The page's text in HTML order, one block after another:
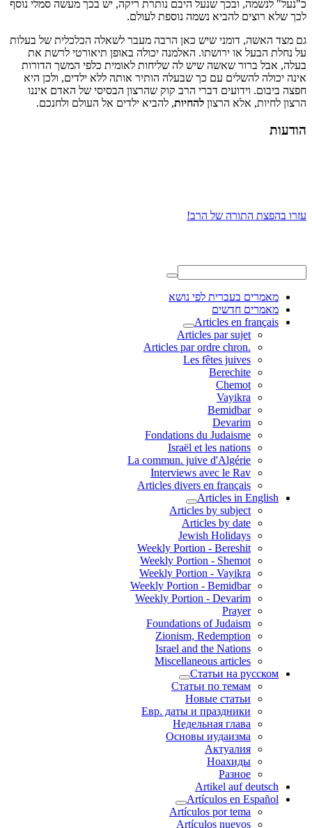
כ"נעל" לנשמה, ובכך שנעל היבם נותרת ריקה, יש בכך מעשה סמלי נוסף
לכך שלא רוצים להביא נשמה נוספת לעולם.
גם מצד האשה, דומני שיש כאן הרבה מעבר לשאלה הכלכלית של בעלות
על נחלת הבעל או ירושתו. האלמנה יכולה באופן תיאורטי לרשת את
בעלה, אבל ברור שאשה שיש לה שליחות לאומית כלפי המשך הדורות
אינה יכולה להשלים עם כך שבעלה הותיר אותה ללא ילדים, ולכן היא
חפצה ביבום. וידועים דברי הרב קוק שהרצון הבסיסי של האדם איננו
הרצון לחיות, אלא הרצון להחיות, להביא ילדים אל העולם ולחנכם.
הודעות
עזרו בהפצת התורה של הרב!
מאמרים בעברית לפי נושא
מאמרים חדשים
Articles en français
Articles par sujet
.Articles par ordre chron
Les fêtes juives
Berechite
Chemot
Vayikra
Bemidbar
Devarim
Fondations du Judaisme
Israël et les nations
La commun. juive d'Algérie
Interviews avec le Rav
Articles divers en français
Articles in English
Articles by subject
Articles by date
Jewish Holidays
Weekly Portion - Bereshit
Weekly Portion - Shemot
Weekly Portion - Vayikra
Weekly Portion - Bemidbar
Weekly Portion - Devarim
Prayer
Foundations of Judaism
Zionism, Redemption
Israel and the Nations
Miscellaneous articles
Статьи на русском
Статьи по темам
Новые статьи
Евр. даты и праздники
Недельная глава
Основы иудаизма
Актуалия
Ноахиды
Разное
Artikel auf deutsch
Artículos en Español
Artículos por tema
Artículos nuevos